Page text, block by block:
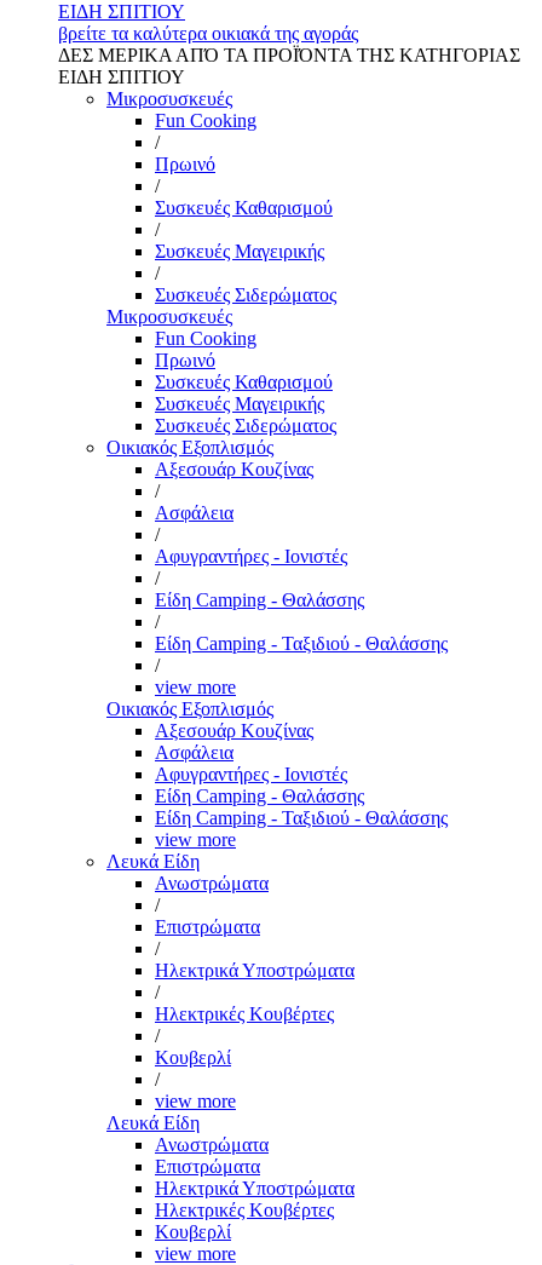
ΕΙΔΗ ΣΠΙΤΙΟΥ
βρείτε τα καλύτερα οικιακά της αγοράς
ΔΕΣ ΜΕΡΙΚΑ ΑΠΌ ΤΑ ΠΡΟΪΌΝΤΑ ΤΗΣ ΚΑΤΗΓΟΡΙΑΣ
ΕΙΔΗ ΣΠΙΤΙΟΥ
Μικροσυσκευές
Fun Cooking
/
Πρωινό
/
Συσκευές Καθαρισμού
/
Συσκευές Μαγειρικής
/
Συσκευές Σιδερώματος
Μικροσυσκευές
Fun Cooking
Πρωινό
Συσκευές Καθαρισμού
Συσκευές Μαγειρικής
Συσκευές Σιδερώματος
Οικιακός Εξοπλισμός
Αξεσουάρ Κουζίνας
/
Ασφάλεια
/
Αφυγραντήρες - Ιονιστές
/
Είδη Camping - Θαλάσσης
/
Είδη Camping - Ταξιδιού - Θαλάσσης
/
view more
Οικιακός Εξοπλισμός
Αξεσουάρ Κουζίνας
Ασφάλεια
Αφυγραντήρες - Ιονιστές
Είδη Camping - Θαλάσσης
Είδη Camping - Ταξιδιού - Θαλάσσης
view more
Λευκά Είδη
Ανωστρώματα
/
Επιστρώματα
/
Ηλεκτρικά Υποστρώματα
/
Ηλεκτρικές Κουβέρτες
/
Κουβερλί
/
view more
Λευκά Είδη
Ανωστρώματα
Επιστρώματα
Ηλεκτρικά Υποστρώματα
Ηλεκτρικές Κουβέρτες
Κουβερλί
view more